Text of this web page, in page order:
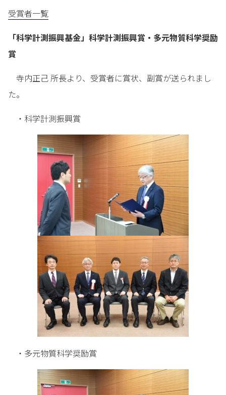
受賞者一覧
「科学計測振興基金」科学計測振興賞・多元物質科学奨励
賞
寺内正己 所長より、受賞者に賞状、副賞が送られまし
た。
・科学計測振興賞
・多元物質科学奨励賞